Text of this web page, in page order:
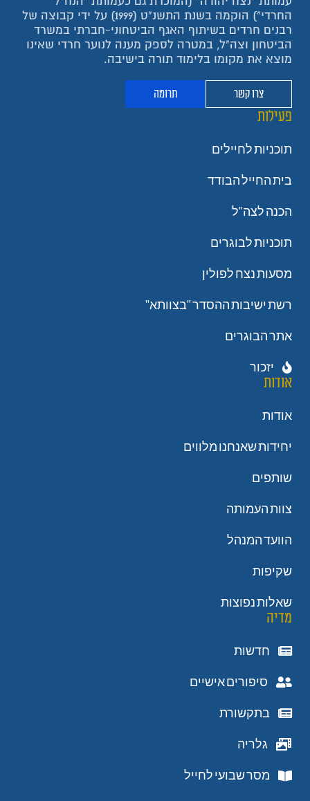
החרדי") הוקמה בשנת התשנ"ט (1999) על ידי קבוצה של
רבנים חרדים בשיתוף האגף הביטחוני-חברתי במשרד
הביטחון וצה"ל, במטרה לספק מענה לנוער חרדי שאינו
מוצא את מקומו בלימוד תורה בישיבה.
צרו קשר תרומה
פעילות
תוכניות לחיילים
בית החייל הבודד
הכנה לצה"ל
תוכניות לבוגרים
מסעות נצח לפולין
רשת ישיבות ההסדר "בצוותא"
אתר הבוגרים
יזכור
אודות
אודות
יחידות שאנחנו מלווים
שותפים
צוות העמותה
הוועד המנהל
שקיפות
שאלות נפוצות
מדיה
חדשות
סיפורים אישיים
בתקשורת
גלריה
מסר שבועי לחייל